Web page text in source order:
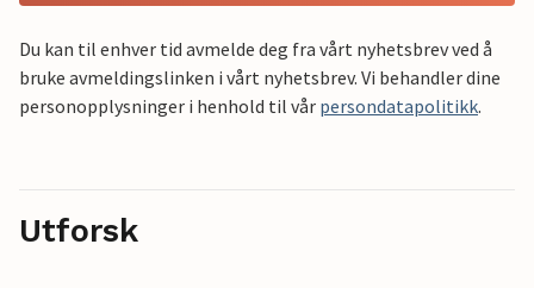
Du kan til enhver tid avmelde deg fra vårt nyhetsbrev ved å
bruke avmeldingslinken i vårt nyhetsbrev. Vi behandler dine
personopplysninger i henhold til vår persondatapolitikk.
Utforsk